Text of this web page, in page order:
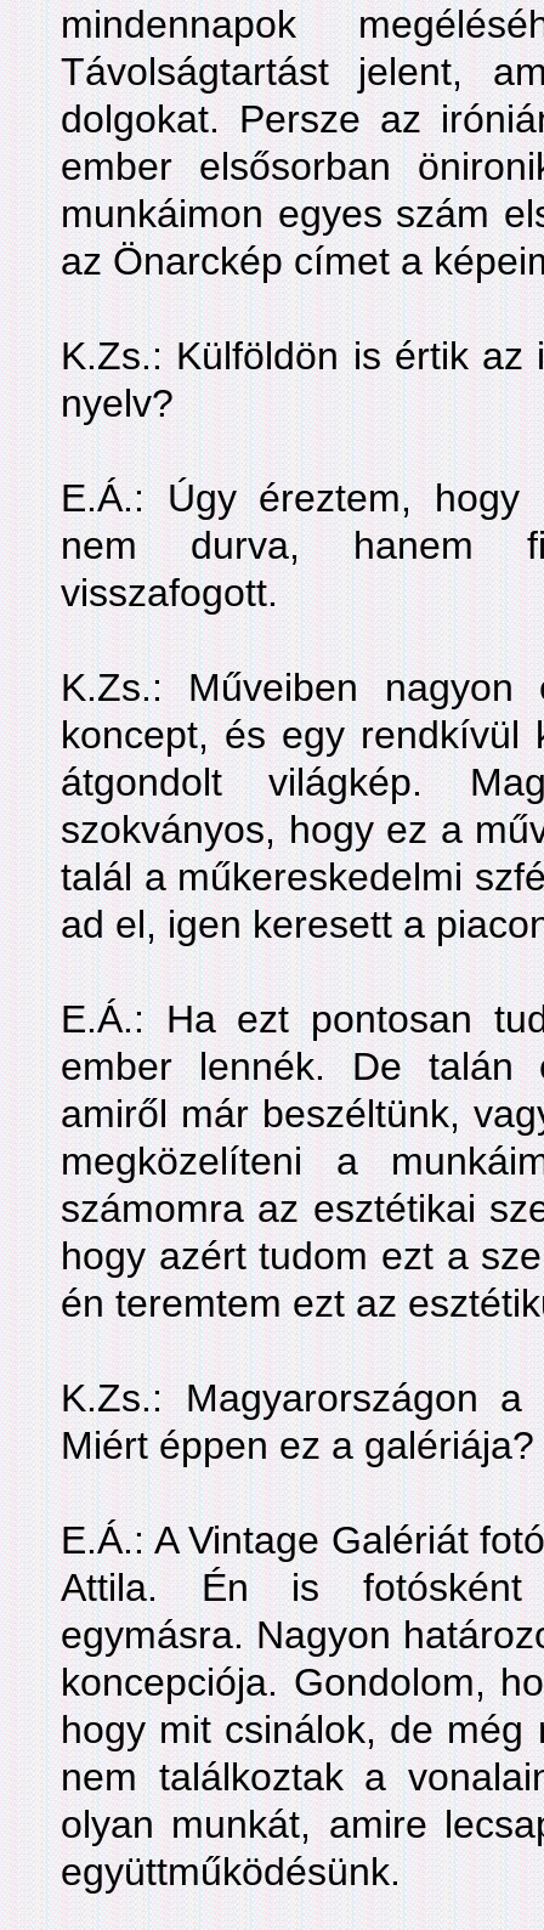
mindennapok
Távolságtartást jelent,
dolgokat. Persze az
ember elsősorban
munkáimon egyes szám
az Önarckép címet a
K.Zs.: Külföldön is értik az
nyelv?
E.Á.: Úgy éreztem, hogy
nem durva, hanem
visszafogott.
K.Zs.: Műveiben nagyon
koncept, és egy rendkívül
átgondolt világkép.
szokványos, hogy ez a
talál a műkereskedelmi
ad el, igen keresett a
E.Á.: Ha ezt pontosan
ember lennék. De talán
amiről már beszéltünk,
megközelíteni a
számomra az esztétikai
hogy azért tudom ezt a
én teremtem ezt az
K.Zs.: Magyarországon
Miért éppen ez a galériája?
E.Á.: A Vintage Galériát
Attila. Én is fotósként
egymásra. Nagyon
koncepciója. Gondolom,
hogy mit csinálok, de
nem találkoztak a
olyan munkát, amire
együttműködésünk.